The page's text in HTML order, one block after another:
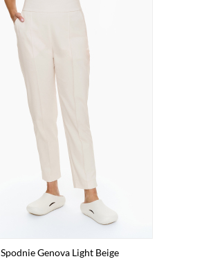
Spodnie Genova Light Beige